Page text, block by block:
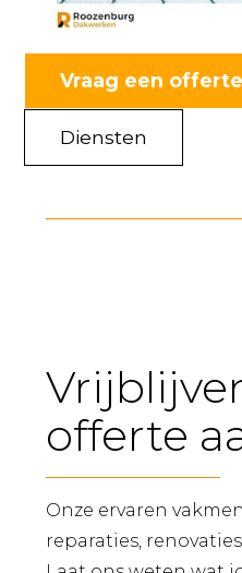
Vraag een
Diensten
offerte
Onze ervaren
reparaties,